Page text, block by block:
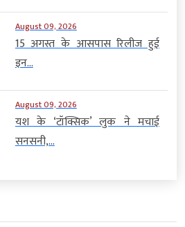
August 09, 2026
15 अगस्त के आसपास रिलीज हुई
इन...
August 09, 2026
यश के ‘टॉक्सिक’ लुक ने मचाई
सनसनी,...